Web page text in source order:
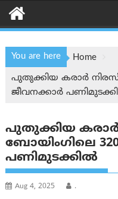
You are here
Home
പുതുക്കിയ കരാര്‍
ജീവനക്കാർ
പുതുക്കിയ കരാര്‍
ബോയിംഗിലെ
പണിമുടക്കില്‍
Aug 4, 2025 .